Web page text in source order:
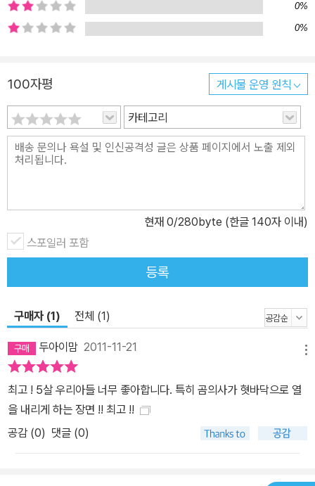
0%
0%
100자평 게시물 운영 원칙
카테고리
현재 0/280byte (한글 140자 이내)
스포일러 포함
등록
구매자 (1) 전체 (1)
두아이맘 2011-11-21
최고 ! 5살 우리아들 너무 좋아합니다. 특히 곰의사가 혓바닥으로 열
을 내리게 하는 장면 !! 최고 !!
공감 (0) 댓글 (0)